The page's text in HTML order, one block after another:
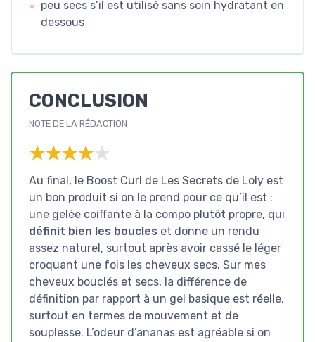
peu secs s’il est utilisé sans soin hydratant en
dessous
CONCLUSION
NOTE DE LA RÉDACTION
★★★★★
★★★★★
Au final, le Boost Curl de Les Secrets de Loly est
un bon produit si on le prend pour ce qu’il est :
une gelée coiffante à la compo plutôt propre, qui
définit bien les boucles et donne un rendu
assez naturel, surtout après avoir cassé le léger
croquant une fois les cheveux secs. Sur mes
cheveux bouclés et secs, la différence de
définition par rapport à un gel basique est réelle,
surtout en termes de mouvement et de
souplesse. L’odeur d’ananas est agréable si on